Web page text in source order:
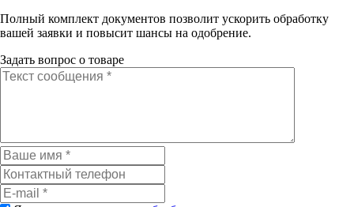
Полный комплект документов позволит ускорить обработку
вашей заявки и повысит шансы на одобрение.
Задать вопрос о товаре